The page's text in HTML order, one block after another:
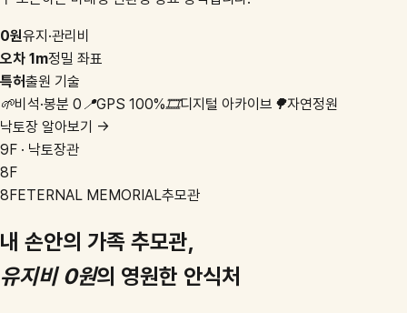
0원유지·관리비
오차 1m정밀 좌표
특허출원 기술
🌱비석·봉분 0 📍GPS 100%🎞️디지털 아카이브 🌳자연정원
낙토장 알아보기 →
9F · 낙토장관
8F
8FETERNAL MEMORIAL추모관
내 손안의 가족 추모관,
유지비 0원의 영원한 안식처